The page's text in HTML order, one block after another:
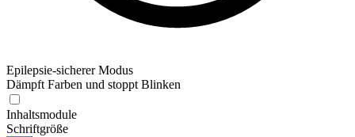
Epilepsie-sicherer Modus
Dämpft Farben und stoppt Blinken
Inhaltsmodule
Schriftgröße